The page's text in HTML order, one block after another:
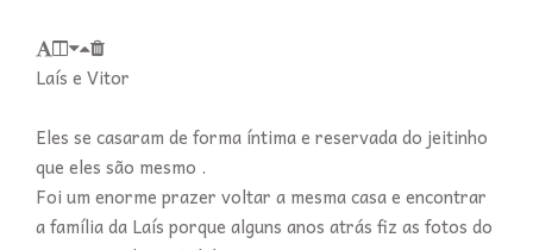
Laís e Vitor
Eles se casaram de forma íntima e reservada do jeitinho
que eles são mesmo .
Foi um enorme prazer voltar a mesma casa e encontrar
a família da Laís porque alguns anos atrás fiz as fotos do